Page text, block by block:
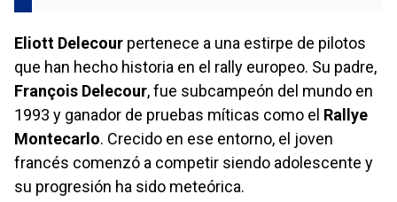
Eliott Delecour pertenece a una estirpe de pilotos
que han hecho historia en el rally europeo. Su padre,
François Delecour, fue subcampeón del mundo en
1993 y ganador de pruebas míticas como el Rallye
Montecarlo. Crecido en ese entorno, el joven
francés comenzó a competir siendo adolescente y
su progresión ha sido meteórica.